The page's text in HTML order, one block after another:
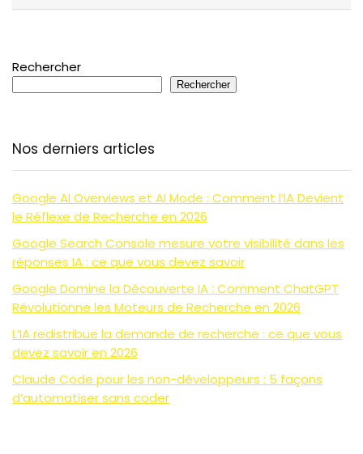
Rechercher
Rechercher
Nos derniers articles
Google AI Overviews et AI Mode : Comment l’IA Devient
le Réflexe de Recherche en 2026
Google Search Console mesure votre visibilité dans les
réponses IA : ce que vous devez savoir
Google Domine la Découverte IA : Comment ChatGPT
Révolutionne les Moteurs de Recherche en 2026
L’IA redistribue la demande de recherche : ce que vous
devez savoir en 2026
Claude Code pour les non-développeurs : 5 façons
d’automatiser sans coder